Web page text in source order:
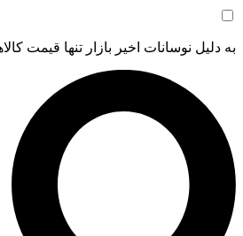
به دلیل نوسانات اخیر بازار تنها قیمت